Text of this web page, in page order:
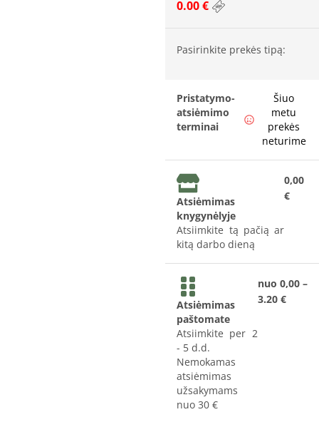
0.00 €
Pasirinkite prekės tipą:
Pristatymo-
atsiėmimo
terminai
Šiuo
metu
prekės
neturime
Atsiėmimas
knygynėlyje
Atsiimkite tą pačią ar
kitą darbo dieną
0,00
€
Atsiėmimas
paštomate
Atsiimkite per 2
- 5 d.d.
Nemokamas
atsiėmimas
užsakymams
nuo 30 €
nuo 0,00 –
3.20 €